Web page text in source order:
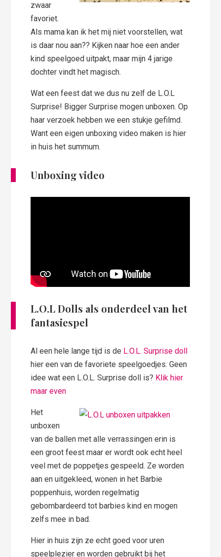
zwaar
favoriet.
Als mama kan ik het mij niet voorstellen, wat
is daar nou aan?? Kijken naar hoe een ander
kind speelgoed uitpakt, maar mijn 4 jarige
dochter vindt het magisch.
Wat een feest dat we dus nu zelf de L.O.L
Surprise! Bigger Surprise mogen unboxen. Op
haar verzoek hebben we een stukje gefilmd.
Want een eigen unboxing video maken is hier
in huis het summum.
Unboxing video
L.O.L Dolls als onderdeel van het
fantasiespel
Al een hele lange tijd is de L.O.L. Surprise doll
hier een van de favoriete speelgoedjes. Geen
idee wat een L.O.L. Surprise doll is? Klik hier
maar even
Het
unboxen
van de ballen met alle verrassingen erin is
een groot feest maar er wordt ook echt heel
veel met de poppetjes gespeeld. Ze worden
aan en uitgekleed, wonen in het Barbie
poppenhuis, worden regelmatig
gebombardeerd tot barbies kind en mogen
zelfs mee in bad.
Hier in huis zijn ze echt goed voor uren
speelplezier en worden gebruikt bij het